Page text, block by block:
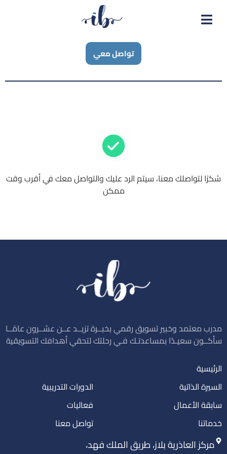
تواصل معي
شكرًا لتواصلك معنا، سيتم الرد عليك والتواصل معك في أقرب وقت
ممكن
مدرب معتمد وخبير تسويق رقمي بخبــرة تزيــد عــن عشــرون عامًــا
سأكــون سعيـدًا بمساعدتـك فـي رحلتك لتحقي أهدافك التسويقية
الرئيسية
السيرة الذاتية
سابقة الأعمال
خدماتنا
الدورات التدريبية
فعاليات
تواصل معنا
مركز العاذرية بلاز، طريق الملك فهد،